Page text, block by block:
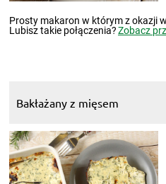
Prosty makaron w którym z okazji
Lubisz takie połączenia?Zobacz
Bakłażany z mięsem